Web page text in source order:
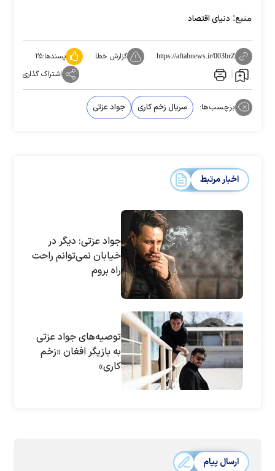
منبع: دنیای اقتصاد
https://aftabnews.ir/003brZ گزارش خطا پسندها:۲۵
اشتراک گذاری
برچسب‌ها: سریال زخم کاری جواد عزتی
اخبار مرتبط
جواد عزتی: دیگر در
خیابان نمی‌توانم راحت
راه بروم
توصیه‌های جواد عزتی
به بازیگر افغان «زخم
کاری»
ارسال پیام